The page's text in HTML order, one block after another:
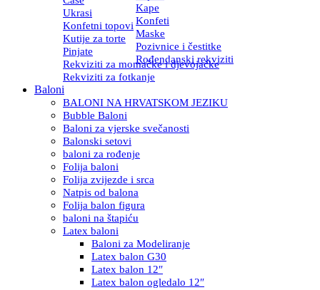
Ukrasi
Kape
Konfetni topovi Konfeti
Kutije za torte
Maske
Pinjate
Pozivnice i čestitke
Rekviziti za momačke i djevojačke
Rođendanski rekviziti
Rekviziti za fotkanje
Baloni
BALONI NA HRVATSKOM JEZIKU
Bubble Baloni
Baloni za vjerske svečanosti
Balonski setovi
baloni za rođenje
Folija baloni
Folija zvijezde i srca
Natpis od balona
Folija balon figura
baloni na štapiću
Latex baloni
Baloni za Modeliranje
Latex balon G30
Latex balon 12″
Latex balon ogledalo 12″